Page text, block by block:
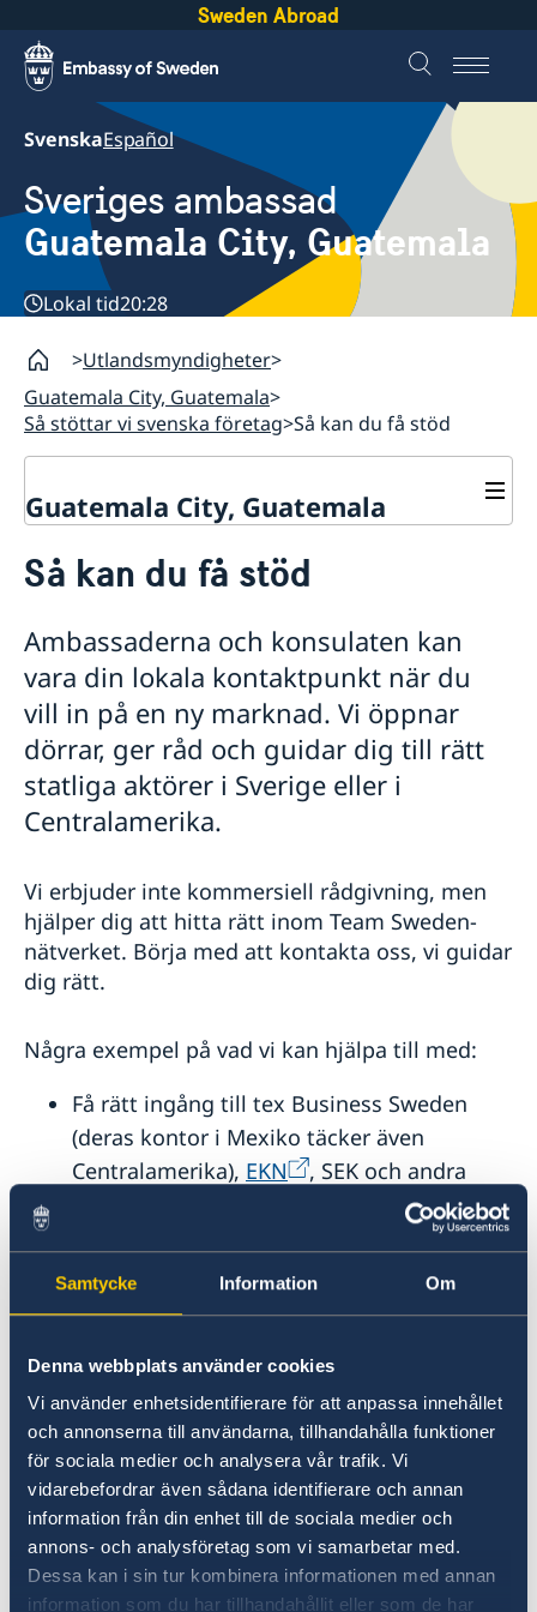
Samtycke Information Om
Denna webbplats använder cookies
Vi använder enhetsidentifierare för att anpassa innehållet
och annonserna till användarna, tillhandahålla funktioner
för sociala medier och analysera vår trafik. Vi
vidarebefordrar även sådana identifierare och annan
information från din enhet till de sociala medier och
annons- och analysföretag som vi samarbetar med.
Dessa kan i sin tur kombinera informationen med annan
information som du har tillhandahållit eller som de har
Sweden Abroad
SvenskaEspañol
Sveriges ambassad
Guatemala City, Guatemala
Lokal tid20:28
Utlandsmyndigheter
Guatemala City, Guatemala
Så stöttar vi svenska företag Så kan du få stöd
Guatemala City, Guatemala
Om oss
Vi är en resurs för svenska företag
Team Sweden
Så kan du få stöd
Svenska företag i Centralamerika
Anmäl handelshinder
Aktuellt
Så kan du få stöd
Ambassaderna och konsulaten kan
vara din lokala kontaktpunkt när du
vill in på en ny marknad. Vi öppnar
dörrar, ger råd och guidar dig till rätt
statliga aktörer i Sverige eller i
Centralamerika.
Vi erbjuder inte kommersiell rådgivning, men
hjälper dig att hitta rätt inom Team Sweden-
nätverket. Börja med att kontakta oss, vi guidar
dig rätt.
Några exempel på vad vi kan hjälpa till med:
Få rätt ingång till tex Business Sweden
(deras kontor i Mexiko täcker även
Centralamerika), EKN
, SEK och andra
Förstå lokala förutsättningar, träffa rätt
personer och delta i evenemang där
och representativa lokaler som kan hyras
av svenska aktörer.
Som del i uppdraget att stärka
Sverigebilden utomlands arbetar vi med
breda projekt som ofta inkluderar svenska
företag – hör av dig så berättar vi mer.